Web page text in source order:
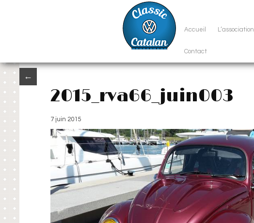
Accueil L’association
Contact
←
2015_rva66_juin003
7 juin 2015